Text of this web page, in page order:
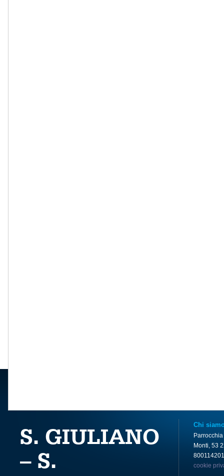
S. GIULIANO
– S.
Chi
Monti, 53
cookie